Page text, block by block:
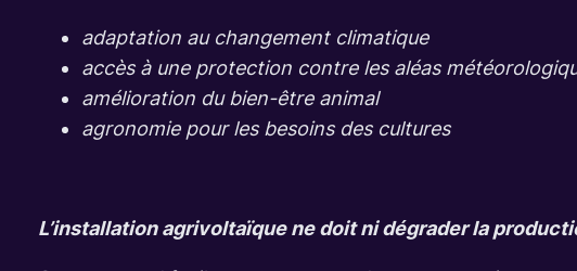
adaptation au changement climatique
accès à une protection contre les aléas
amélioration du bien-être animal
agronomie pour les besoins des cultures
L’installation agrivoltaïque ne doit ni dégrader la